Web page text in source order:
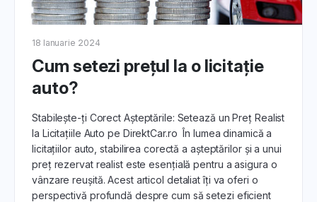
18 Ianuarie 2024
Cum setezi prețul la o licitație
auto?
Stabilește-ți Corect Așteptările: Setează un Preț Realist
la Licitațiile Auto pe DirektCar.ro În lumea dinamică a
licitațiilor auto, stabilirea corectă a așteptărilor și a unui
preț rezervat realist este esențială pentru a asigura o
vânzare reușită. Acest articol detaliat îți va oferi o
perspectivă profundă despre cum să setezi eficient